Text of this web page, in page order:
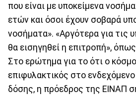
που είναι με υποκείμενα
ετών και όσοι έχουν σοβαρά
νοσήματα». «Αργότερα για τις
θα εισηγηθεί η επιτροπή»,
Στο ερώτημα για το ότι ο
επιφυλακτικός στο
δόσης, η πρόεδρος της ΕΙΝΑΠ